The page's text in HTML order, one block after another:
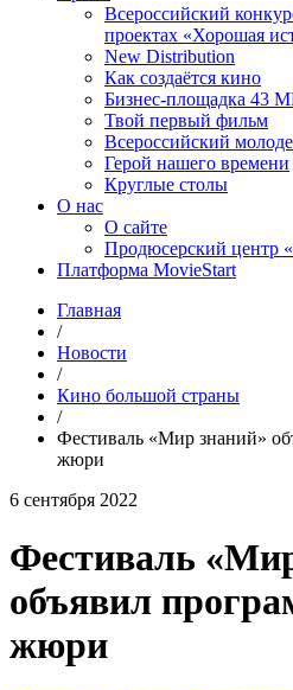
Всероссийский
проектах «Хорошая
New Distribution
Как создаётся кино
Бизнес-площадка 43
Твой первый фильм
Всероссийский
Герой нашего времени
Круглые столы
О нас
О сайте
Продюсерский центр
Платформа MovieStart
Главная
/
Новости
/
Кино большой страны
/
Фестиваль «Мир знаний»
жюри
6 сентября 2022
Фестиваль
объявил
жюри